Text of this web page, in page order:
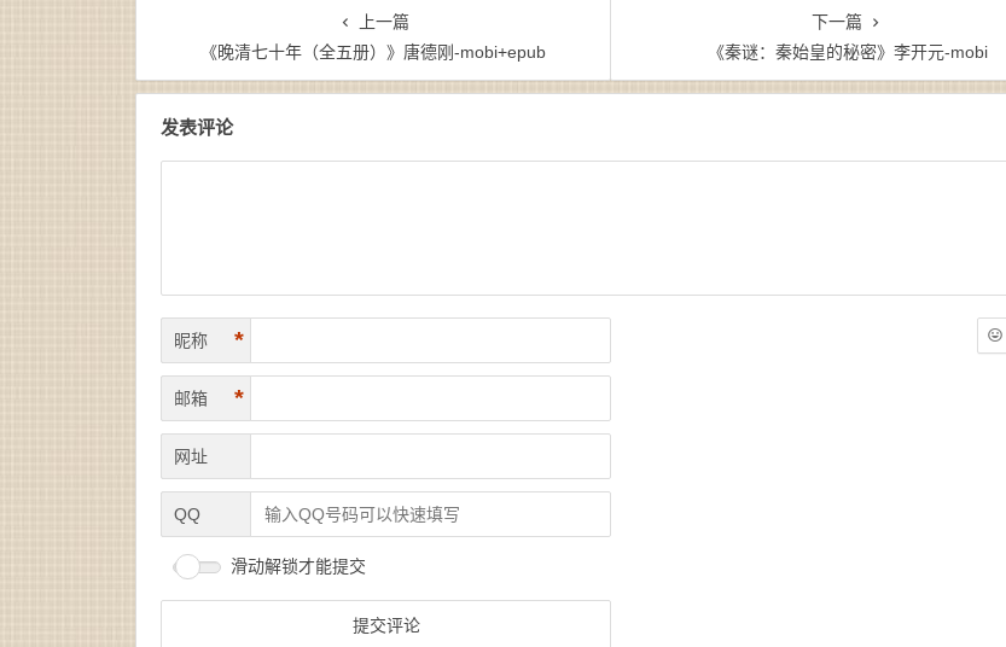
epub+mobi
上一篇
《晚清七十年（全五册）》唐德刚-mobi+epub
下一篇
《秦谜：秦始皇的秘密》李开元-mobi
发表评论
昵称 *
邮箱 *
网址
QQ
滑动解锁才能提交